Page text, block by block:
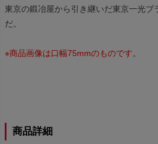
東京の鍛冶屋から引き継いだ東京一光ブ
だ。
※商品画像は口幅75mmのものです。
商品詳細